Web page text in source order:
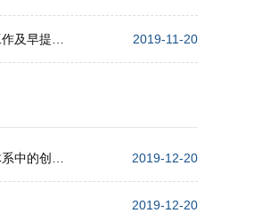
2019-11-20
2019-12-20
2019-12-20